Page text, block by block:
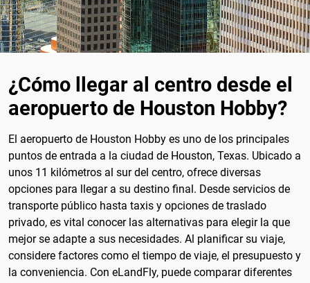
¿Cómo llegar al centro desde el
aeropuerto de Houston Hobby?
El aeropuerto de Houston Hobby es uno de los principales
puntos de entrada a la ciudad de Houston, Texas. Ubicado a
unos 11 kilómetros al sur del centro, ofrece diversas
opciones para llegar a su destino final. Desde servicios de
transporte público hasta taxis y opciones de traslado
privado, es vital conocer las alternativas para elegir la que
mejor se adapte a sus necesidades. Al planificar su viaje,
considere factores como el tiempo de viaje, el presupuesto y
la conveniencia. Con eLandFly, puede comparar diferentes